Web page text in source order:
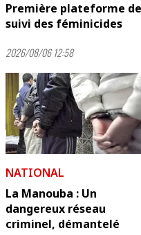
Première plateforme de
suivi des féminicides
2026/08/06 12:58
NATIONAL
La Manouba : Un
dangereux réseau
criminel, démantelé